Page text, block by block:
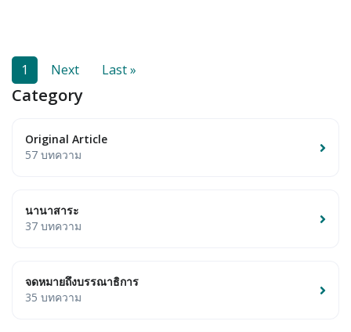
1 Next Last »
Category
Original Article
57 บทความ
นานาสาระ
37 บทความ
จดหมายถึงบรรณาธิการ
35 บทความ